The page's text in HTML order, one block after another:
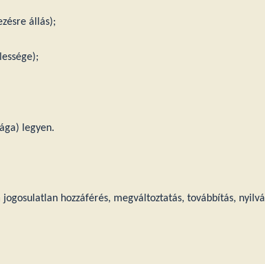
állás);
legyen.
hozzáférés, megváltoztatás, továbbítás,